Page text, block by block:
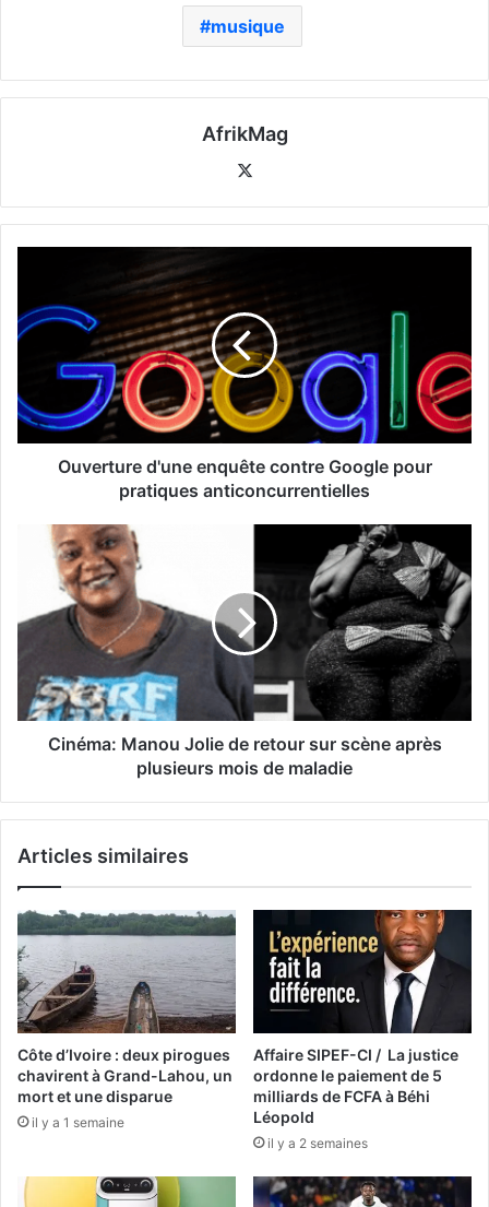
musique
AfrikMag
Ouverture d'une enquête contre Google pour
pratiques anticoncurrentielles
Cinéma: Manou Jolie de retour sur scène après
plusieurs mois de maladie
Articles similaires
Côte d’Ivoire : deux pirogues
chavirent à Grand-Lahou, un
mort et une disparue
il y a 1 semaine
Affaire SIPEF-CI / La justice
ordonne le paiement de 5
milliards de FCFA à Béhi
Léopold
il y a 2 semaines